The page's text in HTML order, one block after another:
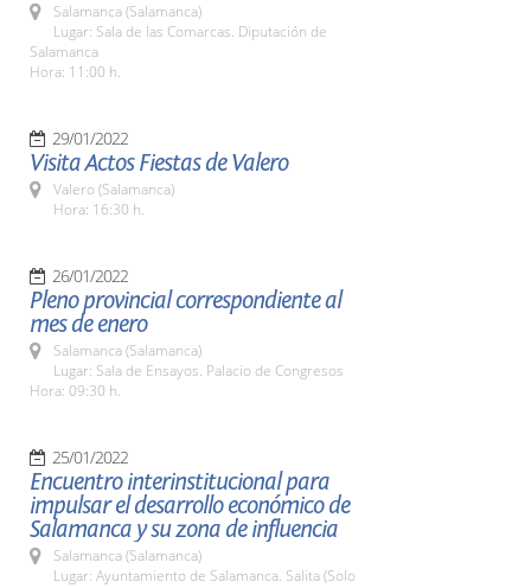
Salamanca (Salamanca)
Lugar: Sala de las Comarcas. Diputación de
Salamanca
Hora: 11:00 h.
29/01/2022
Visita Actos Fiestas de Valero
Valero (Salamanca)
Hora: 16:30 h.
26/01/2022
Pleno provincial correspondiente al
mes de enero
Salamanca (Salamanca)
Lugar: Sala de Ensayos. Palacio de Congresos
Hora: 09:30 h.
25/01/2022
Encuentro interinstitucional para
impulsar el desarrollo económico de
Salamanca y su zona de influencia
Salamanca (Salamanca)
Lugar: Ayuntamiento de Salamanca. Salita (Solo